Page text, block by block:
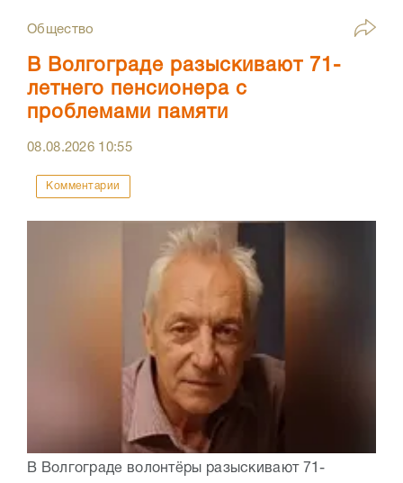
Общество
В Волгограде разыскивают 71-
летнего пенсионера с
проблемами памяти
08.08.2026 10:55
Комментарии
В Волгограде волонтёры разыскивают 71-